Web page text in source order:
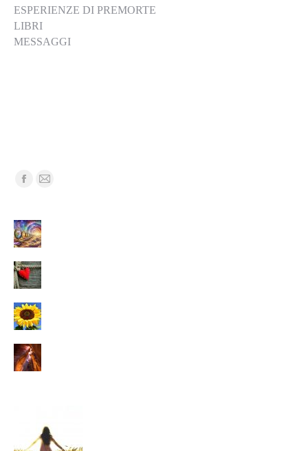
ESPERIENZE DI PREMORTE
LIBRI
MESSAGGI